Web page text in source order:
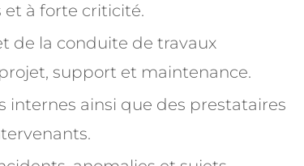
et à forte criticité.
de la conduite de travaux
support et maintenance.
internes ainsi que des prestataires